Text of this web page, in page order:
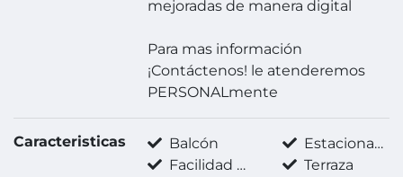
mejoradas de manera digital
Para mas información
¡Contáctenos! le atenderemos
PERSONALmente
Caracteristicas Balcón
Estacionamiento techado
Facilidad para estacionarse
Terraza